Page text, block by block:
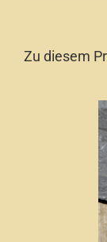
Zu diesem